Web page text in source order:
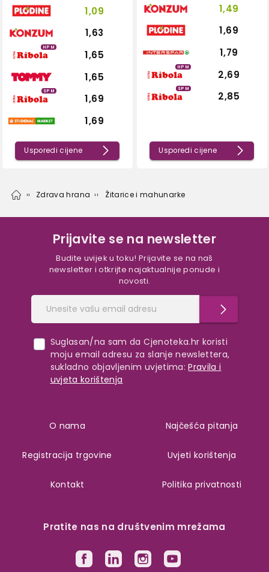
1,09
1,63
HPM
1,65
1,65
SPM
1,69
1,69
Usporedi cijene
1,49
1,69
1,79
HPM
2,69
SPM
2,85
Usporedi cijene
Zdrava hrana Žitarice i mahunarke
Prijavite se na newsletter
Budite uvijek u toku! Prijavite se na naš
newsletter i otkrijte najaktualnije ponude i
novosti.
Suglasan/na sam da Cjenoteka.hr koristi
moju email adresu za slanje newslettera,
sukladno objavljenim uvjetima: Pravila i
uvjeta korištenja
Pratite nas na društvenim mrežama
O nama
Registracija trgovine
Kontakt
Najčešća pitanja
Uvjeti korištenja
Politika privatnosti